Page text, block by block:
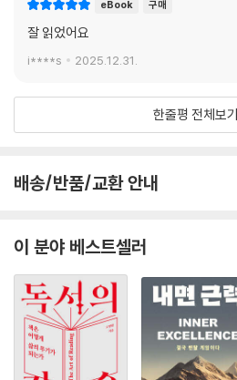
저자)
eBook 구매
잘 읽었어요
i****s 2025.12.31.
한줄평 전체보기
배송/반품/교환 안내
이 분야 베스트셀러